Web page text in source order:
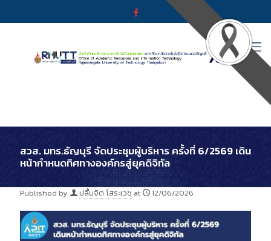
สวส. มทร.ธัญบุรี จัดประชุมผู้บริหาร ครั้งที่ 6/2569 เดิน
หน้ากำหนดทิศทางองค์กรสู่ยุคดิจิทัล
Published by ปลื้มจิต โสระเวช at 12/06/2026